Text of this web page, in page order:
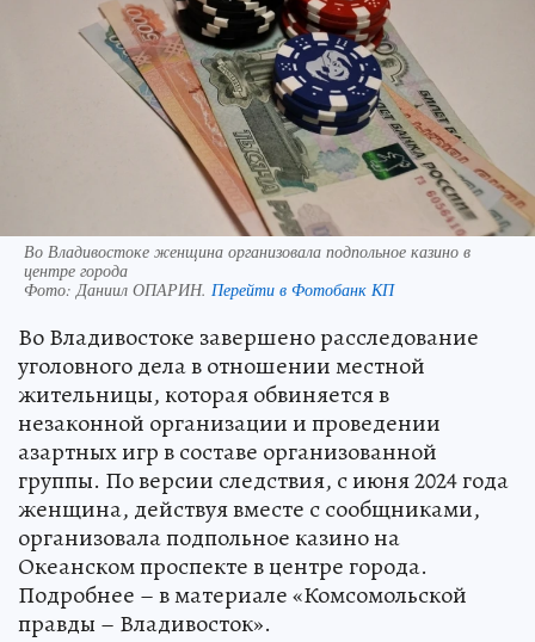
Во Владивостоке женщина организовала подпольное казино в
центре города
Фото:Даниил ОПАРИН. Перейти в Фотобанк КП
Во Владивостоке завершено расследование
уголовного дела в отношении местной
жительницы, которая обвиняется в
незаконной организации и проведении
азартных игр в составе организованной
группы. По версии следствия, с июня 2024 года
женщина, действуя вместе с сообщниками,
организовала подпольное казино на
Океанском проспекте в центре города.
Подробнее – в материале «Комсомольской
правды – Владивосток».